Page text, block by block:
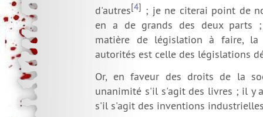
d'autres[4] ; je ne citerai point de
en a de grands des deux parts
matière de législation à faire, la
autorités est celle des législations
Or, en faveur des droits de la
unanimité s'il s'agit des livres ; il y
s'il s'agit des inventions